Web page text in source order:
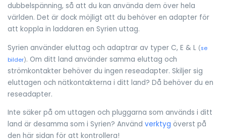
dubbelspänning, så att du kan använda dem över hela
världen. Det är dock möjligt att du behöver en adapter för
att koppla in laddaren en Syrien uttag.
Syrien använder eluttag och adaptrar av typer C, E & L (se
bilder). Om ditt land använder samma eluttag och
strömkontakter behöver du ingen reseadapter. Skiljer sig
eluttagen och nätkontakterna i ditt land? Då behöver du en
reseadapter.
Inte säker på om uttagen och pluggarna som används i ditt
land är desamma som i Syrien? Använd verktyg överst på
den här sidan för att kontrollera!